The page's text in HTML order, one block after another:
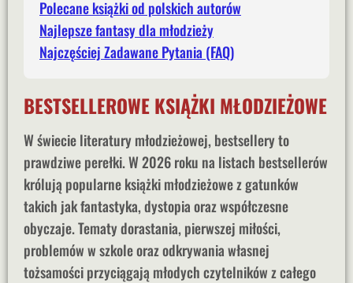
Polecane książki od polskich autorów
Najlepsze fantasy dla młodzieży
Najczęściej Zadawane Pytania (FAQ)
BESTSELLEROWE KSIĄŻKI MŁODZIEŻOWE
W świecie literatury młodzieżowej, bestsellery to
prawdziwe perełki. W 2026 roku na listach bestsellerów
królują popularne książki młodzieżowe z gatunków
takich jak fantastyka, dystopia oraz współczesne
obyczaje. Tematy dorastania, pierwszej miłości,
problemów w szkole oraz odkrywania własnej
tożsamości przyciągają młodych czytelników z całego